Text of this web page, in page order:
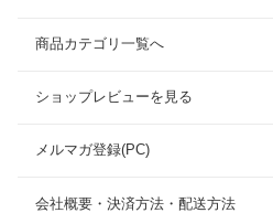
商品カテゴリ一覧へ
ショップレビューを見る
メルマガ登録(PC)
会社概要・決済方法・配送方法